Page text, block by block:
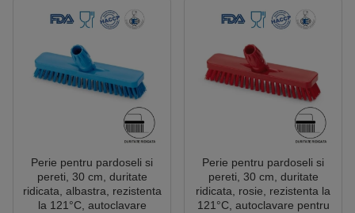
Perie pentru pardoseli si
pereti, 30 cm, duritate
ridicata, albastra, rezistenta
la 121°C, autoclavare
Perie pentru pardoseli si
pereti, 30 cm, duritate
ridicata, rosie, rezistenta la
121°C, autoclavare pentru